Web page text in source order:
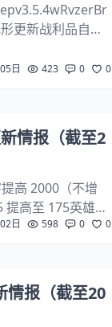
更新战利品自动
日 423 0 0
情报（截至2
高 2000（不增
高至 175英雄德
日 598 0 0
情报（截至20